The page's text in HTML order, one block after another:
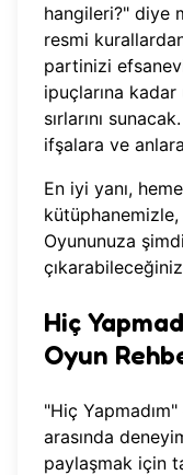
hangileri?" diye
resmi
partinizi
ipuçlarına
sırlarını
ifşalara ve
En iyi yanı,
kütüphanemizle,
Oyununuza
Hiç
Oyun
"Hiç
arasında
paylaşmak için